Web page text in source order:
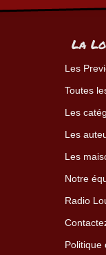
La
Les
Toutes
Les
Les
Les
Notre
Radio
Politique